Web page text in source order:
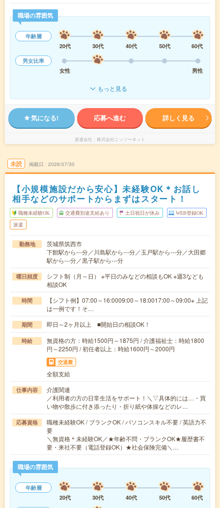
職場の雰囲気
年齢層
20代
30代 40代 50代
60代
男女比率
女性
男性
もっと見る
気になる! 応募へ進む 詳しく見る
派遣会社 株式会社ニッソーネット
未読 掲載日 2026/07/30
【小規模施設だから安心】未経験OK＊お話し
相手などのサポートからまずはスタート！
職種未経験OK 交通費別途支給あり 土日祝日が休み WEB登録OK
派遣
勤務地
茨城県筑西市
下館駅から---分／川島駅から---分／玉戸駅から---分／大田郷
駅から---分／黒子駅から---分
曜日頻度
シフト制（月～日） ※平日のみなどの相談もOK ※週3なども
相談OK
時間
【シフト例】07:00～16:0009:00～18:0017:00～09:00※ 上記
は一例です！そ…
期間 即日～2ヶ月以上 ■開始日の相談OK！
時給
無資格の方：時給1500円～1875円 / 介護福祉士：時給1800
円～2250円 / 初任者以上：時給1600円～2000円
交通費
全額支給
仕事内容
介護関連
／利用者の方の日常生活をサポート！＼▽具体的には…・買
い物や散歩に付き添ったり・折り紙や体操などのレ…
応募資格
職種未経験OK / ブランクOK / パソコンスキル不要 / 英語力不
要
＼無資格＊未経験OK／★年齢不問・ブランクOK★履歴書不
要・来社不要（電話登録OK）★社会保険完備＼…
職場の雰囲気
年齢層
20代
30代 40代 50代
60代